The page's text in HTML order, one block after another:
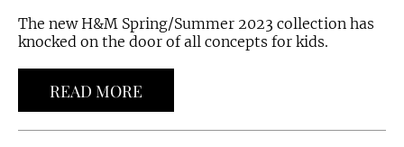
The new H&M Spring/Summer 2023 collection has
knocked on the door of all concepts for kids.
READ MORE